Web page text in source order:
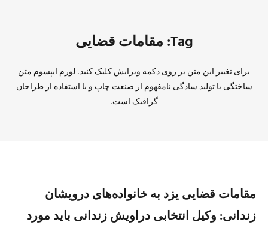
Tag: مقامات قضایی
برای تغییر این متن بر روی دکمه ویرایش کلیک کنید. لورم ایپسوم متن
ساختگی با تولید سادگی نامفهوم از صنعت چاپ و با استفاده از طراحان
گرافیک است.
مقامات قضایی یزد به خانواده‌های درویشان
زندانی: وکیل انتخابی دراویش زندانی باید مورد